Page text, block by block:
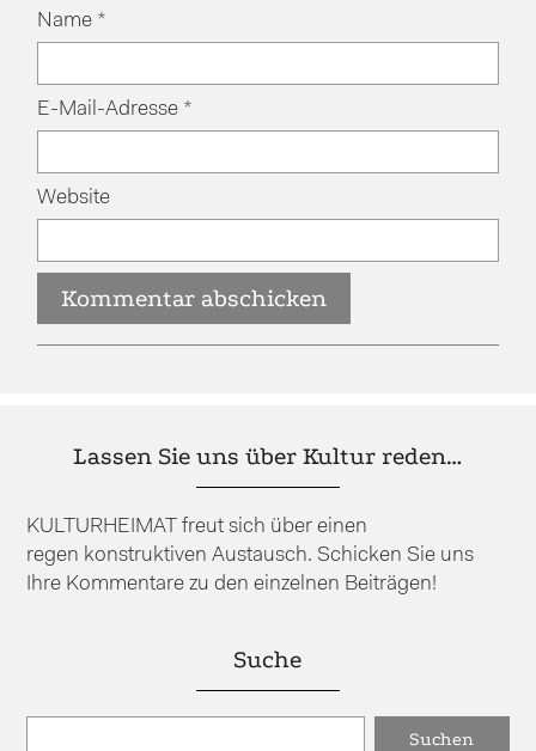
Name *
E-Mail-Adresse *
Website
Lassen Sie uns über Kultur reden…
KULTURHEIMAT freut sich über einen
regen konstruktiven Austausch. Schicken Sie uns
Ihre Kommentare zu den einzelnen Beiträgen!
Suche